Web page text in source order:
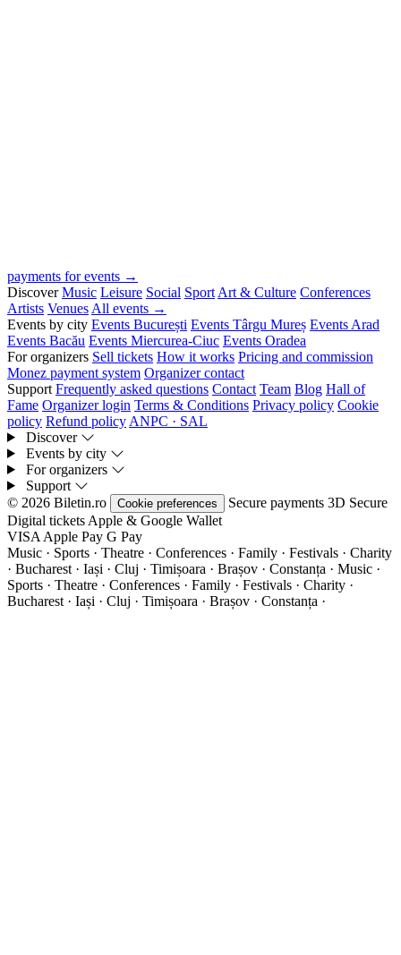
payments for events →
Discover Music Leisure Social Sport Art & Culture Conferences
Artists Venues All events →
Events by city Events București Events Târgu Mureș Events Arad
Events Bacău Events Miercurea-Ciuc Events Oradea
For organizers Sell tickets How it works Pricing and commission
Monez payment system Organizer contact
Support Frequently asked questions Contact Team Blog Hall of
Fame Organizer login Terms & Conditions Privacy policy Cookie
policy Refund policy ANPC · SAL
Discover
Events by city
For organizers
Support
© 2026 Biletin.ro
Cookie preferences Secure payments 3D Secure
Digital tickets Apple & Google Wallet
VISA Apple Pay G Pay
Music · Sports · Theatre · Conferences · Family · Festivals · Charity
· Bucharest · Iași · Cluj · Timișoara · Brașov · Constanța · Music ·
Sports · Theatre · Conferences · Family · Festivals · Charity ·
Bucharest · Iași · Cluj · Timișoara · Brașov · Constanța ·